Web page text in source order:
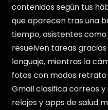
contenidos según tus
que aparecen tras una
tiempo, asistentes como
resuelven tareas
lenguaje, mientras la
fotos con modos retrato
Gmail clasifica correos y
relojes y apps de salud